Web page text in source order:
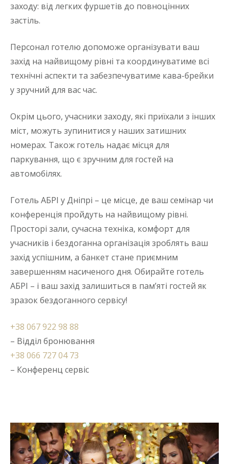
заходу: від легких фуршетів до повноцінних
застіль.
Персонал готелю допоможе організувати ваш
захід на найвищому рівні та координуватиме всі
технічні аспекти та забезпечуватиме кава-брейки
у зручний для вас час.
Окрім цього, учасники заходу, які приїхали з інших
міст, можуть зупинитися у наших затишних
номерах. Також готель надає місця для
паркування, що є зручним для гостей на
автомобілях.
Готель АБРІ у Дніпрі – це місце, де ваш семінар чи
конференція пройдуть на найвищому рівні.
Просторі зали, сучасна техніка, комфорт для
учасників і бездоганна організація зроблять ваш
захід успішним, а банкет стане приємним
завершенням насиченого дня. Обирайте готель
АБРІ – і ваш захід залишиться в пам’яті гостей як
зразок бездоганного сервісу!
+38 067 922 98 88
– Відділ бронювання
+38 066 727 04 73
– Конференц сервіс